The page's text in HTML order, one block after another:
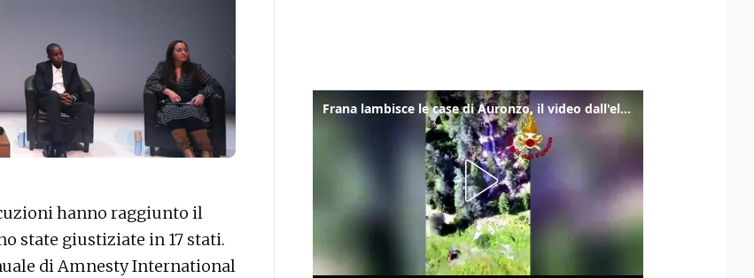
hanno raggiunto il
state giustiziate in 17 stati.
di Amnesty International
Frana lambisce le case di Auronzo, il video dall'elicottero dei vigili del fuoco